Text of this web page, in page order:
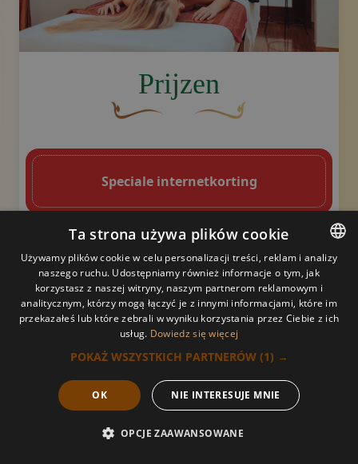
Prijzen
Speciale internetkorting
1h
180 PLN
160 PLN
POPULAIR
1,5h
260 PLN
230 PLN
2h
320 PLN
290 PLN
Thaise massage met olie
Een gebogen, bruine decoratieve bloem met een
Decoratief
Belangrijkste kwaliteiten en
Boek nu
POLISH
POLISH
GERMAN
FRENCH
Ta strona używa plików cookie
Używamy plików cookie w celu personalizacji treści, reklam i analizy
naszego ruchu. Udostępniamy również informacje o tym, jak
korzystasz z naszej witryny, naszym partnerom reklamowym i
analitycznym, którzy mogą łączyć je z innymi informacjami, które im
przekazałeś lub które zebrali w wyniku korzystania przez Ciebie z ich
usług. Dowiedz się więcej
POKAŻ WSZYSTKICH PARTNERÓW (1) →
OK NIE INTERESUJE MNIE
OPCJE ZAAWANSOWANE